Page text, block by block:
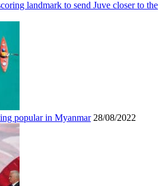
landmark to send Juve closer to the
popular in Myanmar 28/08/2022